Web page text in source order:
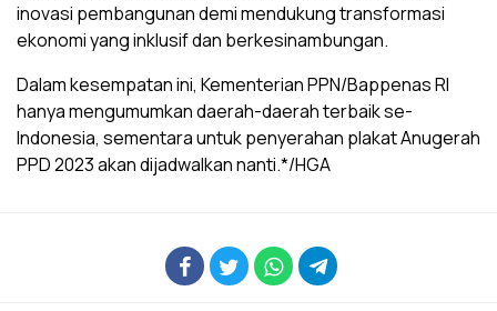
inovasi pembangunan demi mendukung transformasi
ekonomi yang inklusif dan berkesinambungan.
Dalam kesempatan ini, Kementerian PPN/Bappenas RI
hanya mengumumkan daerah-daerah terbaik se-
Indonesia, sementara untuk penyerahan plakat Anugerah
PPD 2023 akan dijadwalkan nanti.*/HGA